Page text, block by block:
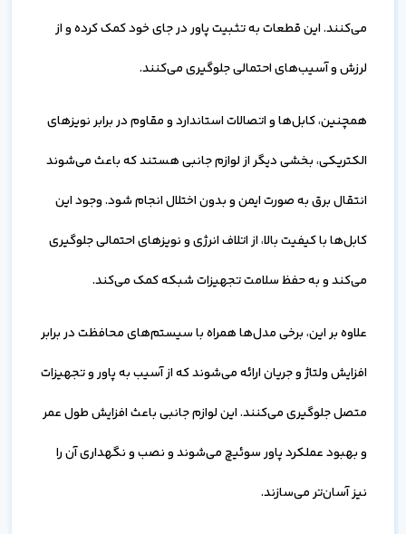
می‌کنند. این قطعات به تثبیت پاور در جای خود کمک کرده و از
لرزش و آسیب‌های احتمالی جلوگیری می‌کنند.
همچنین، کابل‌ها و اتصالات استاندارد و مقاوم در برابر نویزهای
الکتریکی، بخشی دیگر از لوازم جانبی هستند که باعث می‌شوند
انتقال برق به صورت ایمن و بدون اختلال انجام شود. وجود این
کابل‌ها با کیفیت بالا، از اتلاف انرژی و نویزهای احتمالی جلوگیری
می‌کند و به حفظ سلامت تجهیزات شبکه کمک می‌کند.
علاوه بر این، برخی مدل‌ها همراه با سیستم‌های محافظت در برابر
افزایش ولتاژ و جریان ارائه می‌شوند که از آسیب به پاور و تجهیزات
متصل جلوگیری می‌کنند. این لوازم جانبی باعث افزایش طول عمر
و بهبود عملکرد پاور سوئیچ می‌شوند و نصب و نگهداری آن را
نیز آسان‌تر می‌سازند.